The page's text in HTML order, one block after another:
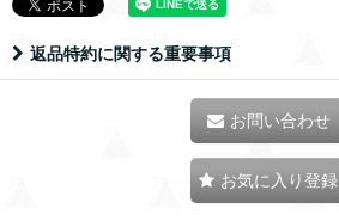
返品特約に関する重要事項
お問い合わせ
お気に入り登録